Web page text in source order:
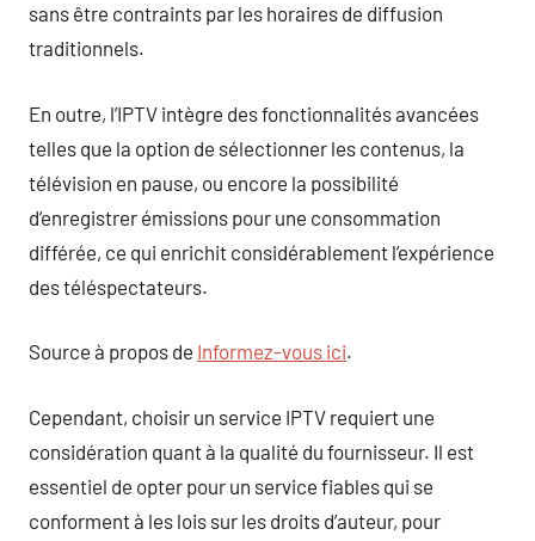
sans être contraints par les horaires de diffusion
traditionnels.
En outre, l’IPTV intègre des fonctionnalités avancées
telles que la option de sélectionner les contenus, la
télévision en pause, ou encore la possibilité
d’enregistrer émissions pour une consommation
différée, ce qui enrichit considérablement l’expérience
des téléspectateurs.
Source à propos de Informez-vous ici.
Cependant, choisir un service IPTV requiert une
considération quant à la qualité du fournisseur. Il est
essentiel de opter pour un service fiables qui se
conforment à les lois sur les droits d’auteur, pour